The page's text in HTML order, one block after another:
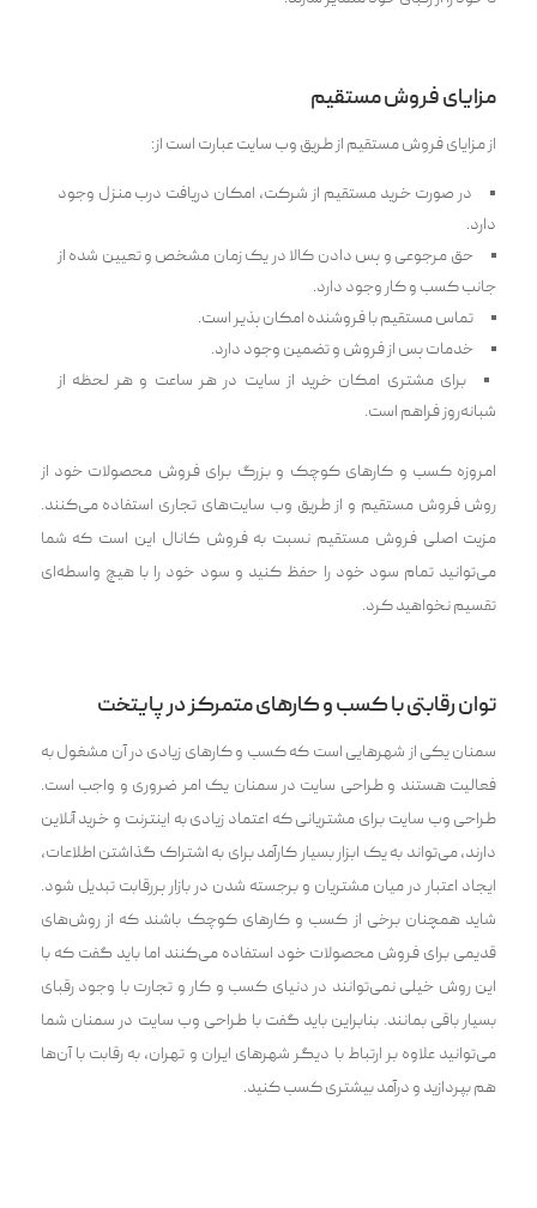
مزایای فروش مستقیم
از مزایای فروش مستقیم از طریق وب سایت عبارت است از:
در صورت خرید مستقیم از شرکت، امکان دریافت درب منزل وجود
دارد.
حق مرجوعی و پس دادن کالا در یک زمان مشخص و تعیین شده از
جانب کسب و کار وجود دارد.
تماس مستقیم با فروشنده امکان پذیر است.
خدمات پس از فروش و تضمین وجود دارد.
برای مشتری امکان خرید از سایت در هر ساعت و هر لحظه از
شبانه‌روز فراهم است.
امروزه کسب و کارهای کوچک و بزرگ برای فروش محصولات خود از
روش فروش مستقیم و از طریق وب سایت‌های تجاری استفاده می‌کنند.
مزیت اصلی فروش مستقیم نسبت به فروش کانال این است که شما
می‌توانید تمام سود خود را حفظ کنید و سود خود را با هیچ ‌واسطه‌ای
تقسیم نخواهید کرد.
توان رقابتی با کسب و کارهای متمرکز در پایتخت
سمنان یکی از شهرهایی است که کسب و کارهای زیادی در آن مشغول به
فعالیت هستند و طراحی سایت در سمنان یک امر ضروری و واجب است.
طراحی وب سایت برای مشتریانی که اعتماد زیادی به اینترنت و خرید آنلاین
دارند، می‌تواند به یک ابزار بسیار کارآمد برای به اشتراک گذاشتن اطلاعات،
ایجاد اعتبار در میان مشتریان و برجسته شدن در بازار پررقابت تبدیل شود.
شاید همچنان برخی از کسب و کارهای کوچک باشند که از روش‌های
قدیمی برای فروش محصولات خود استفاده می‌کنند اما باید گفت که با
این روش خیلی نمی‌توانند در دنیای کسب و کار و تجارت با وجود رقبای
بسیار باقی بمانند. بنابراین باید گفت با طراحی وب سایت در سمنان شما
می‌توانید علاوه بر ارتباط با دیگر شهرهای ایران و تهران، به رقابت با آن‌ها
هم بپردازید و درآمد بیشتری کسب کنید.